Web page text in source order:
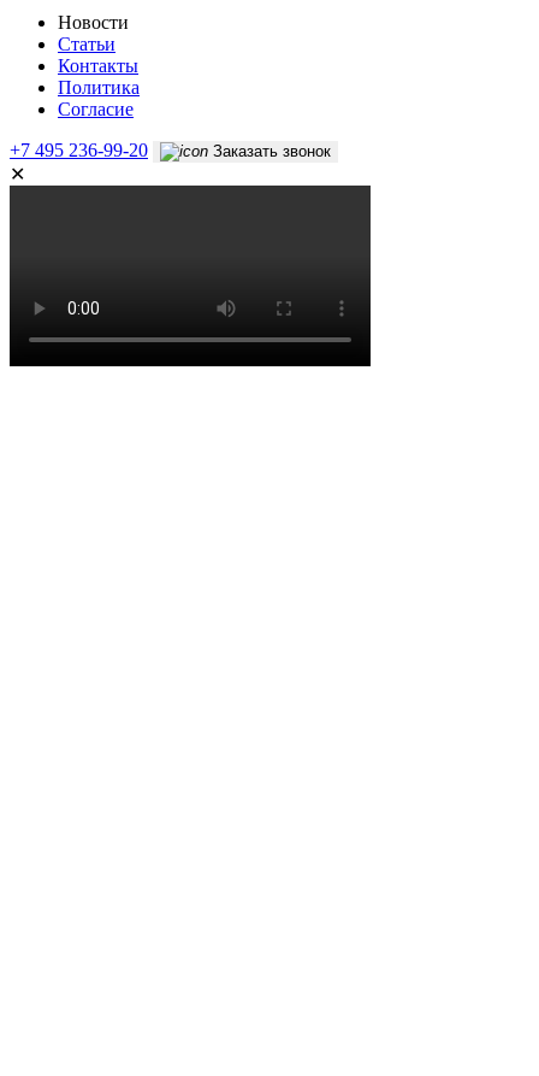
Новости
Статьи
Контакты
Политика
Согласие
+7 495 236-99-20
Заказать звонок
✕